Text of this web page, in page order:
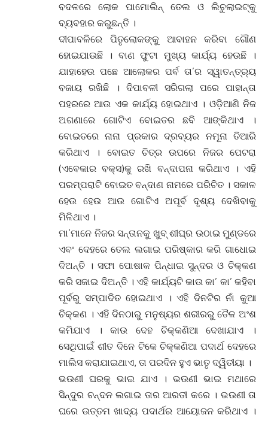
ବଦଳରେ ଲୋକ ପାମୋଲିନ୍ ତେଲ ଓ ଲିଚୁଲାଇଟ୍କୁ
ବ୍ୟବହାର କରୁଛନ୍ତି ।
ଦୀପାବଳିରେ ପିତୃଲୋକଙ୍କୁ ଆବାହନ କରିବା ଗୌଣ
ହୋଇଯାଉଛି । ବାଣ ଫୁଟା ମୁଖ୍ୟ କାର୍ଯ୍ୟ ହେଉଛି ।
ଯାହାହେଉ ପଛେ ଆଲୋକର ପର୍ବ ତା’ର ସ୍ୱାତନ୍ତ୍ର୍ୟ
ବଜାୟ ରଖିଛି । ଦିପାବଳୀ ସରିଗଲା ପରେ ପାହାନ୍ତା
ପହରରେ ଆଉ ଏକ କାର୍ଯ୍ୟ ହୋଇଥାଏ । ଓଡ଼ିଆଣି ନିଜ
ଅଗଣାରେ ଗୋଟିଏ ବୋଇତର ଛବି ଆଙ୍କିଥାଏ ।
ବୋଇତରେ ନାନା ପ୍ରକାର ଦ୍ରବ୍ୟର ନମୂନା ତିଆରି
କରିଥାଏ । ବୋଇତ ଚିତ୍ର ଉପରେ ନିଜର ପେଟରା
(ଏବେକାର ବକ୍ସ)କୁ ରଖି ବନ୍ଦାପନା କରିଥାଏ । ଏହି
ପରମ୍ପରାଟି ବୋଇତ ବନ୍ଦାଣ ନାମରେ ପରିଚିତ । ସକାଳ
ହେଉ ହେଉ ଆଉ ଗୋଟିଏ ଅପୂର୍ବ ଦୃଶ୍ୟ ଦେଖିବାକୁ
ମିଳିଥାଏ ।
ମା’ମାନେ ନିଜର ସନ୍ତାନକୁ ଖୁବ୍ ଶୀଘ୍ର ଉଠାଇ ମୁଣ୍ଡରେ
ଏବଂ ଦେହରେ ତେଲ ଲଗାଇ ପରିଷ୍କାର କରି ଗାଧୋଇ
ଦିଅନ୍ତି । ସଫା ପୋଷାକ ପିନ୍ଧାଇ ସୁନ୍ଦର ଓ ଚିକ୍କଣ
କରି ସଜାଇ ଦିଅନ୍ତି । ଏହି କାର୍ଯ୍ୟଟି କାଉ କା’ କା’ କହିବା
ପୂର୍ବରୁ ସମ୍ପାଦିତ ହୋଇଥାଏ । ଏହି ଦିନଟିର ନାଁ କୁଆ
ଚିକ୍କଣ । ଏହି ଦିନଠାରୁ ମନୁଷ୍ୟର ଶରୀରରୁ ତୈଳ ଅଂଶ
କମିଯାଏ । କାଉ ଦେହ ଚିକ୍କଣିଆ ଦେଖାଯାଏ ।
ସେଥିପାଇଁ ଶୀତ ଦିନେ ଟିକେ ଚିକ୍କଣିଆ ପଦାର୍ଥ ଦେହରେ
ମାଲିସ କରାଯାଇଥାଏ, ତା ପରଦିନ ହୁଏ ଭାତୃ ଦ୍ୱିତୀୟା ।
ଭଉଣୀ ଘରକୁ ଭାଇ ଯାଏ । ଭଉଣୀ ଭାଇ ମଥାରେ
ସିନ୍ଦୁର ଚନ୍ଦନ ଲଗାଇ ତାର ଆରତୀ କରେ । ଭଉଣୀ ତା
ଘରେ ଉତ୍ତମ ଖାଦ୍ୟ ପଦାର୍ଥର ଆୟୋଜନ କରିଥାଏ ।